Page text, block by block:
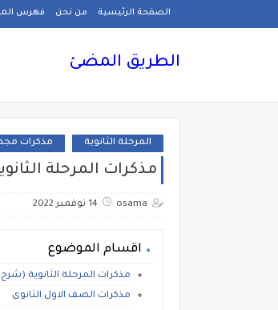
الصفحة الرئيسية من نحن فهرس
الطريق المضئ
المرحلة الثانوية مذكرات
مذكرات المرحلة
osama 14 نوفمبر 2022
اقسام الموضوع
مذكرات المرحلة الثانوية
مذكرات الصف الاول الثانوى